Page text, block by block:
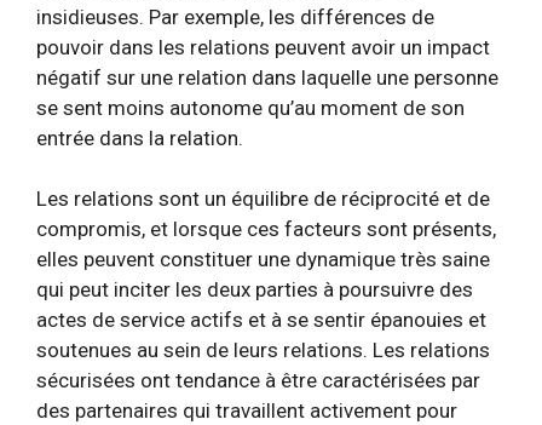
insidieuses. Par exemple, les différences de
pouvoir dans les relations peuvent avoir un impact
négatif sur une relation dans laquelle une personne
se sent moins autonome qu’au moment de son
entrée dans la relation.
Les relations sont un équilibre de réciprocité et de
compromis, et lorsque ces facteurs sont présents,
elles peuvent constituer une dynamique très saine
qui peut inciter les deux parties à poursuivre des
actes de service actifs et à se sentir épanouies et
soutenues au sein de leurs relations. Les relations
sécurisées ont tendance à être caractérisées par
des partenaires qui travaillent activement pour